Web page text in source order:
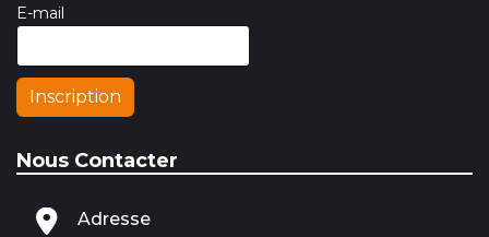
E-mail
Inscription
Nous Contacter
Adresse